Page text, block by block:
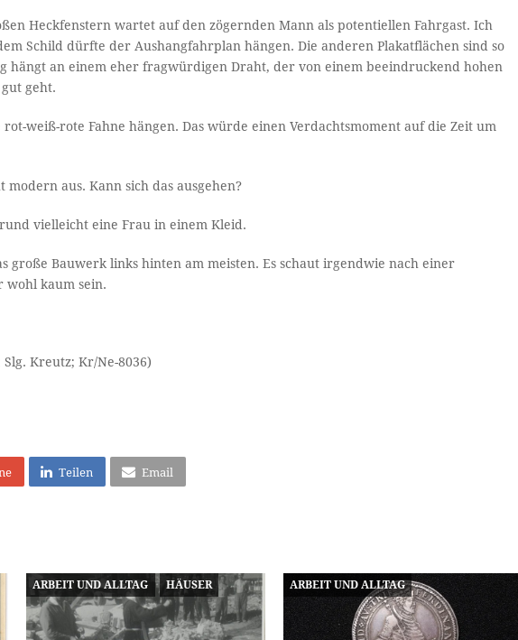
Heckfenstern wartet auf den zögernden Mann als potentiellen Fahrgast. Ich
Schild dürfte der Aushangfahrplan hängen. Die anderen Plakatflächen sind so
hängt an einem eher fragwürdigen Draht, der von einem beeindruckend hohen
geht.
weiß-rote Fahne hängen. Das würde einen Verdachtsmoment auf die Zeit um
aus. Kann sich das ausgehen?
vielleicht eine Frau in einem Kleid.
große Bauwerk links hinten am meisten. Es schaut irgendwie nach einer
wohl kaum sein.
Kreutz; Kr/Ne-8036)
Teilen Email
ARBEIT UND ALLTAG HÄUSER ARBEIT UND ALLTAG